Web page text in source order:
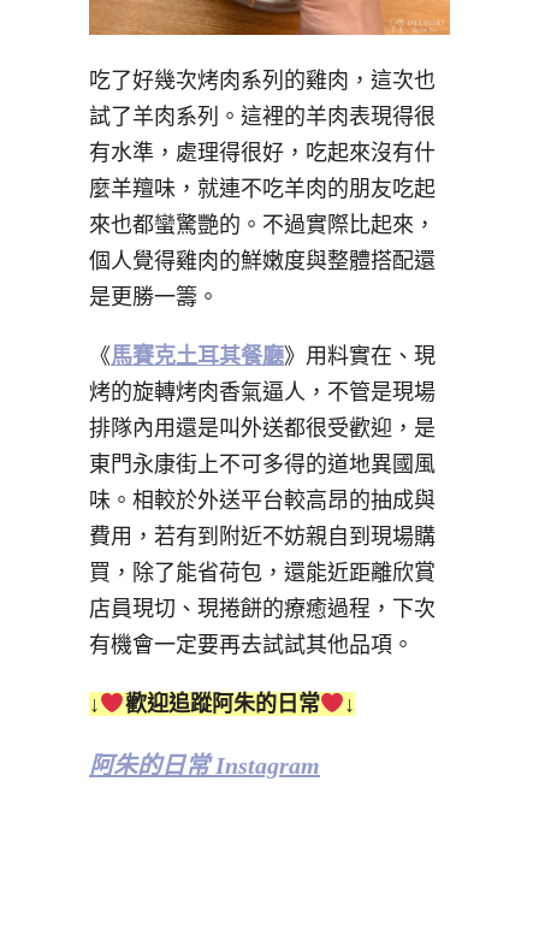
吃了好幾次烤肉系列的雞肉，這次也
試了羊肉系列。這裡的羊肉表現得很
有水準，處理得很好，吃起來沒有什
麼羊羶味，就連不吃羊肉的朋友吃起
來也都蠻驚艷的。不過實際比起來，
個人覺得雞肉的鮮嫩度與整體搭配還
是更勝一籌。
《馬賽克土耳其餐廳》用料實在、現
烤的旋轉烤肉香氣逼人，不管是現場
排隊內用還是叫外送都很受歡迎，是
東門永康街上不可多得的道地異國風
味。相較於外送平台較高昂的抽成與
費用，若有到附近不妨親自到現場購
買，除了能省荷包，還能近距離欣賞
店員現切、現捲餅的療癒過程，下次
有機會一定要再去試試其他品項。
↓ 歡迎追蹤阿朱的日常 ↓
阿朱的日常 Instagram